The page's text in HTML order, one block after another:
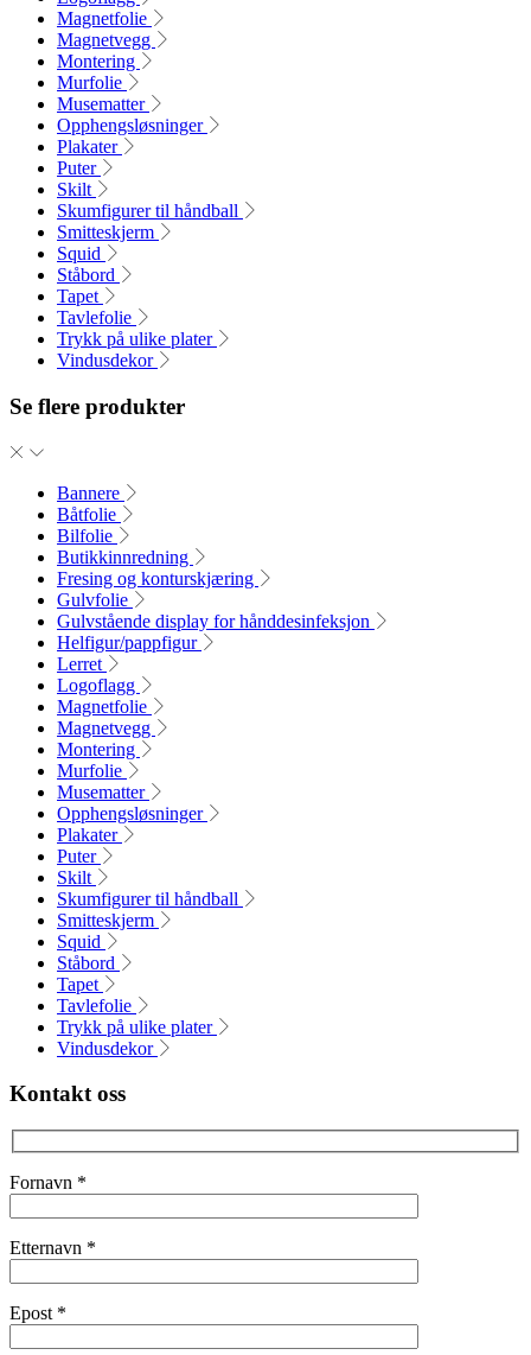
Magnetfolie
Magnetvegg
Montering
Murfolie
Musematter
Opphengsløsninger
Plakater
Puter
Skilt
Skumfigurer til håndball
Smitteskjerm
Squid
Ståbord
Tapet
Tavlefolie
Trykk på ulike plater
Vindusdekor
Se flere produkter
Bannere
Båtfolie
Bilfolie
Butikkinnredning
Fresing og konturskjæring
Gulvfolie
Gulvstående display for hånddesinfeksjon
Helfigur/pappfigur
Lerret
Logoflagg
Magnetfolie
Magnetvegg
Montering
Murfolie
Musematter
Opphengsløsninger
Plakater
Puter
Skilt
Skumfigurer til håndball
Smitteskjerm
Squid
Ståbord
Tapet
Tavlefolie
Trykk på ulike plater
Vindusdekor
Kontakt oss
Fornavn *
Etternavn *
Epost *